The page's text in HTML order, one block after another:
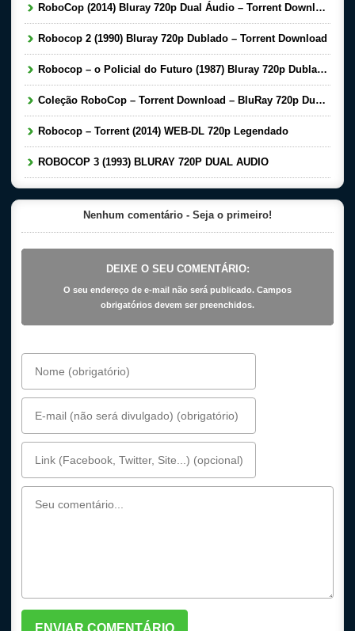
RoboCop (2014) Bluray 720p Dual Áudio – Torrent Download
Robocop 2 (1990) Bluray 720p Dublado – Torrent Download
Robocop – o Policial do Futuro (1987) Bluray 720p Dublado Torrent Download
Coleção RoboCop – Torrent Download – BluRay 720p Dual Áudio (1987-2014)
Robocop – Torrent (2014) WEB-DL 720p Legendado
ROBOCOP 3 (1993) BLURAY 720P DUAL AUDIO
Nenhum comentário - Seja o primeiro!
DEIXE O SEU COMENTÁRIO:
O seu endereço de e-mail não será publicado. Campos
obrigatórios devem ser preenchidos.